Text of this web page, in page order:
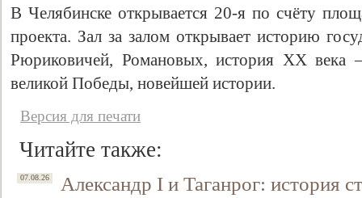
В Челябинске открывается 20-я по счёту
проекта. Зал за залом открывает историю
Рюриковичей, Романовых, история ХХ века
великой Победы, новейшей истории.
Версия для печати
Читайте также:
07.08.26 Александр I и Таганрог: история